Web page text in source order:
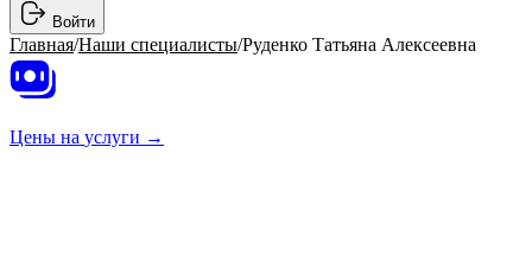
Войти
Главная/Наши специалисты/Руденко Татьяна Алексеевна
Цены на услуги →